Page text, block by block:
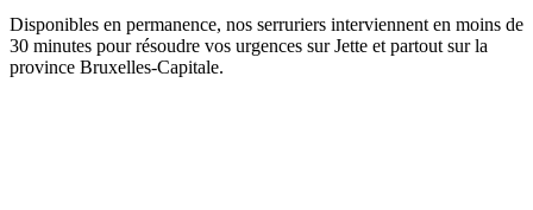
Disponibles en permanence, nos serruriers interviennent en moins de
30 minutes pour résoudre vos urgences sur Jette et partout sur la
province Bruxelles-Capitale.